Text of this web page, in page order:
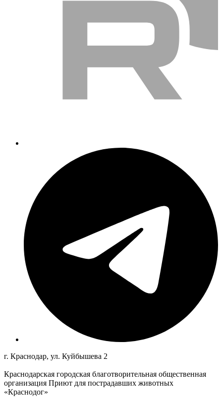
г. Краснодар, ул. Куйбышева 2
Краснодарская городская благотворительная общественная
организация Приют для пострадавших животных
«Краснодог»